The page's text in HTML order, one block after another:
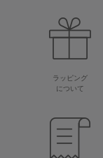
ラッピング
について